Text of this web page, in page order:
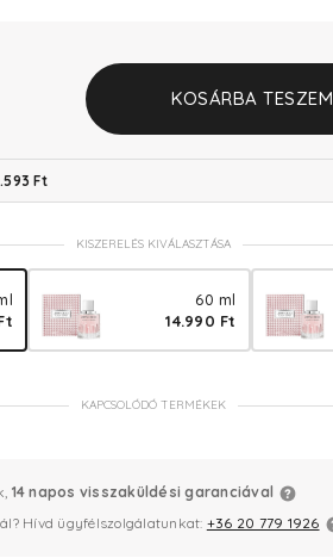
KOSÁRBA TESZEM
Ft
KISZERELÉS KIVÁLASZTÁSA
60 ml
14.990 Ft
KAPCSOLÓDÓ TERMÉKEK
14 napos visszaküldési garanciával
Hívd ügyfélszolgálatunkat: +36 20 779 1926